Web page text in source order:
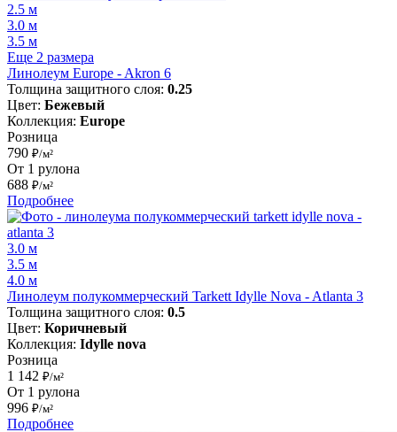
2.5 м
3.0 м
3.5 м
Еще 2 размера
Линолеум Europe - Akron 6
Толщина защитного слоя: 0.25
Цвет: Бежевый
Коллекция: Europe
Розница
790 ₽/м²
От 1 рулона
688 ₽/м²
Подробнее
3.0 м
3.5 м
4.0 м
Линолеум полукоммерческий Tarkett Idylle Nova - Atlanta 3
Толщина защитного слоя: 0.5
Цвет: Коричневый
Коллекция: Idylle nova
Розница
1 142 ₽/м²
От 1 рулона
996 ₽/м²
Подробнее